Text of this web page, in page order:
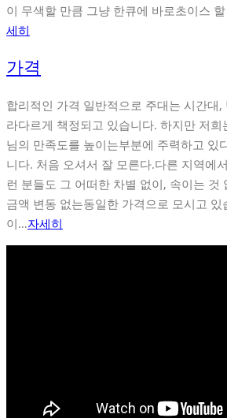
이 무색할 만큼 그냥 한큐에 바로초이스
세히
가격
합리적인 가격 일반적으로 주대는 시간대
라다르게 책정되고 있습니다. 하지만 저희
님의 만족도를 높이는부분에 주력하고 있
니다. 처음 오셔서 잘 모른다.다른 지역에
런 분들도 그 어떠한 차별 없이, 속이는 것
금액 변동 없는동일한 가격으로 모시고 있
이…자세히